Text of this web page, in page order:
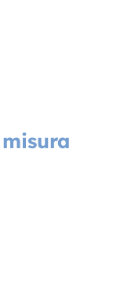
misura